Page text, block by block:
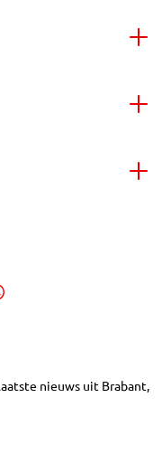
nieuws uit Brabant,